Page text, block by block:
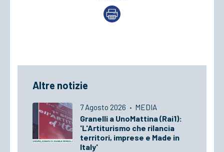
Altre notizie
7 Agosto 2026 · MEDIA
Granelli a UnoMattina (Rai1):
'L'Artiturismo che rilancia
territori, imprese e Made in
Italy'